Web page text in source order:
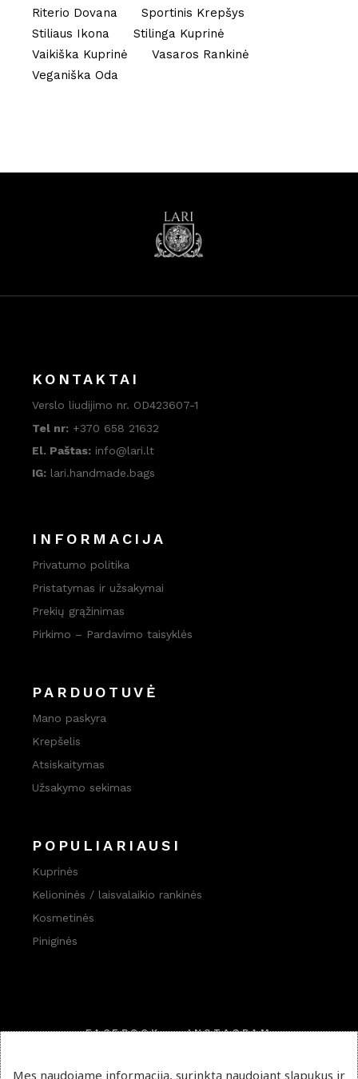
Riterio Dovana
Sportinis Krepšys
Stiliaus Ikona
Stilinga Kuprinė
Vaikiška Kuprinė
Vasaros Rankinė
Veganiška Oda
KONTAKTAI
Verslo liudijimo nr. OD423607-1
Tel nr: +370 658 21632
El. Paštas: info@lari.lt
IG: lari.handmade.bags
INFORMACIJA
Privatumo politika
Pristatymas ir užsakymai
Prekių grąžinimas
Pirkimo – Pardavimo taisyklės
PARDUOTUVĖ
Mano paskyra
Krepšelis
Atsiskaitymas
Užsakymo sekimas
POPULIARIAUSI
Kuprinės
Kelioninės / laisvalaikio rankinės
Kosmetinės
Piniginės
FACEBOOK
INSTAGRAM
Mes naudojame informaciją, surinktą naudojant slapukus ir